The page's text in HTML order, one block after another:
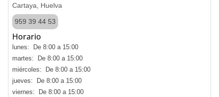
Cartaya, Huelva
959 39 44 53
Horario
lunes: De 8:00 a 15:00
martes: De 8:00 a 15:00
miércoles: De 8:00 a 15:00
jueves: De 8:00 a 15:00
viernes: De 8:00 a 15:00